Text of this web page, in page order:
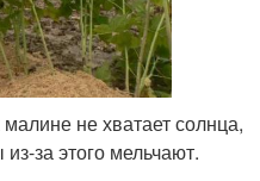
не хватает солнца,
за этого мельчают.